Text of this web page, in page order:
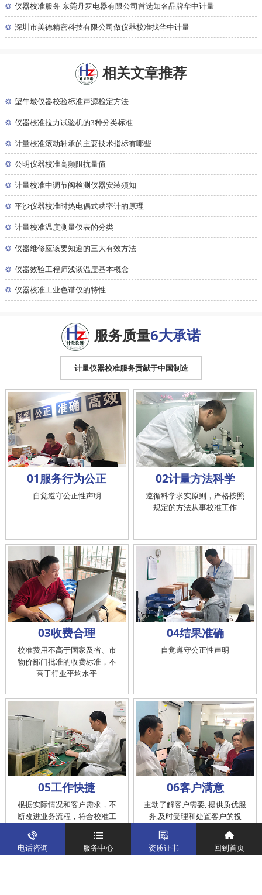
◎ 仪器校准服务 东莞丹罗电器有限公司首选知名品牌华中计量
◎ 深圳市美德精密科技有限公司做仪器校准找华中计量
相关文章推荐
◎ 望牛墩仪器校验标准声源检定方法
◎ 仪器校准拉力试验机的3种分类标准
◎ 计量校准滚动轴承的主要技术指标有哪些
◎ 公明仪器校准高频阻抗量值
◎ 计量校准中调节阀检测仪器安装须知
◎ 平沙仪器校准时热电偶式功率计的原理
◎ 计量校准温度测量仪表的分类
◎ 仪器维修应该要知道的三大有效方法
◎ 仪器效验工程师浅谈温度基本概念
◎ 仪器校准工业色谱仪的特性
服务质量6大承诺
计量仪器校准服务贡献于中国制造
01服务行为公正
自觉遵守公正性声明
02计量方法科学
遵循科学求实原则，严格按照
规定的方法从事校准工作
03收费合理
校准费用不高于国家及省、市
物价部门批准的收费标准，不
高于行业平均水平
04结果准确
自觉遵守公正性声明
05工作快捷
根据实际情况和客户需求，不
断改进业务流程，符合校准工
作在服务的时间标准内完成
06客户满意
主动了解客户需要, 提供质优服
务,及时受理和处置客户的投
诉，提供快捷、方便的后续服
电话咨询 服务中心 资质证书 回到首页